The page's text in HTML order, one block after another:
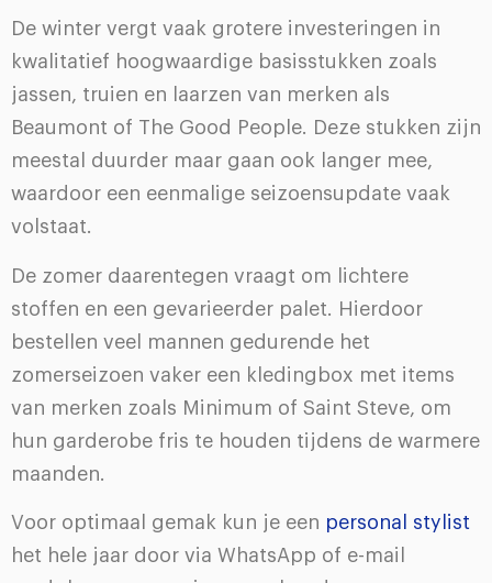
De winter vergt vaak grotere investeringen in
kwalitatief hoogwaardige basisstukken zoals
jassen, truien en laarzen van merken als
Beaumont of The Good People. Deze stukken zijn
meestal duurder maar gaan ook langer mee,
waardoor een eenmalige seizoensupdate vaak
volstaat.
De zomer daarentegen vraagt om lichtere
stoffen en een gevarieerder palet. Hierdoor
bestellen veel mannen gedurende het
zomerseizoen vaker een kledingbox met items
van merken zoals Minimum of Saint Steve, om
hun garderobe fris te houden tijdens de warmere
maanden.
Voor optimaal gemak kun je een personal stylist
het hele jaar door via WhatsApp of e-mail